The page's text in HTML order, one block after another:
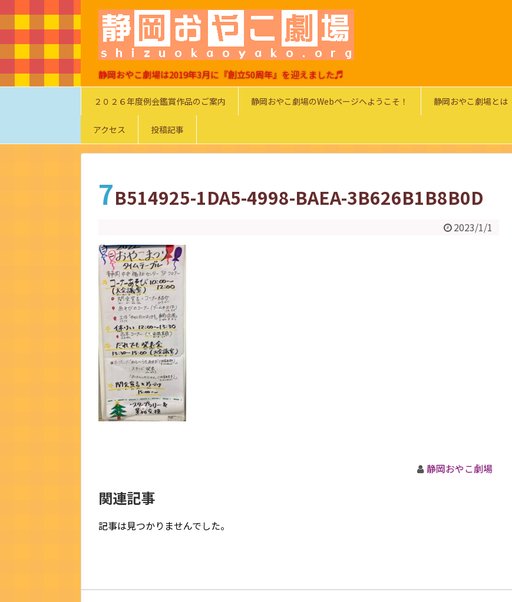
静岡おやこ劇場は2019年3月に『創立50周年』を迎えました♬
２０２６年度例会鑑賞作品のご案内 静岡おやこ劇場のWebページへようこそ！ 静岡おやこ劇場とは
アクセス 投稿記事
7B514925-1DA5-4998-BAEA-3B626B1B8B0D
2023/1/1
静岡おやこ劇場
関連記事
記事は見つかりませんでした。